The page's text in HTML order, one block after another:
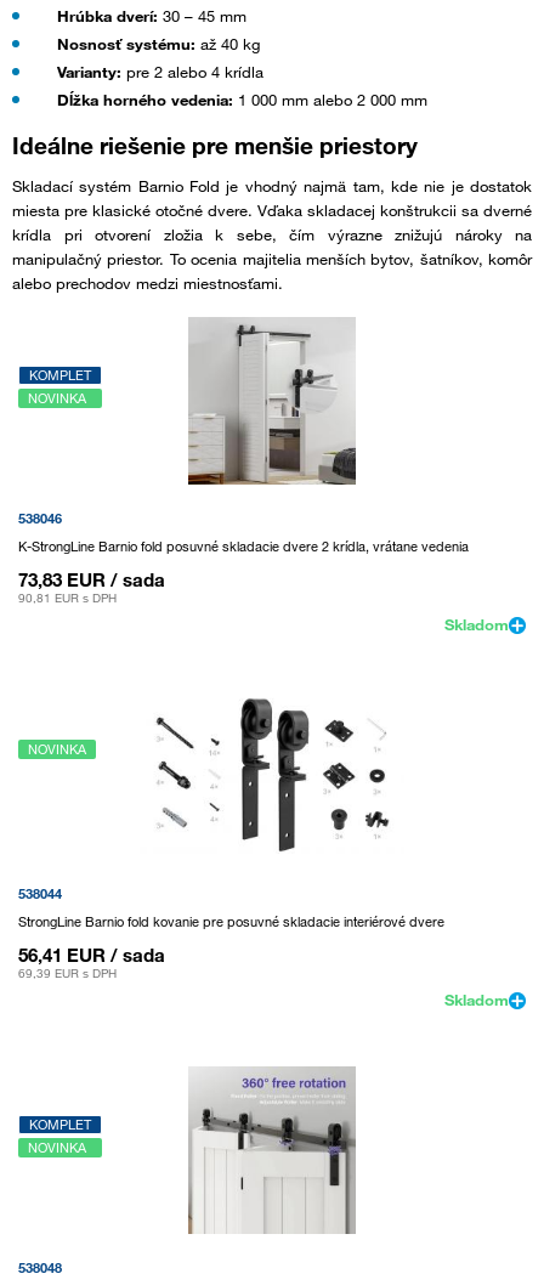
Hrúbka dverí: 30 – 45 mm
Nosnosť systému: až 40 kg
Varianty: pre 2 alebo 4 krídla
Dĺžka horného vedenia: 1 000 mm alebo 2 000 mm
Ideálne riešenie pre menšie priestory
Skladací systém Barnio Fold je vhodný najmä tam, kde nie je dostatok
miesta pre klasické otočné dvere. Vďaka skladacej konštrukcii sa dverné
krídla pri otvorení zložia k sebe, čím výrazne znižujú nároky na
manipulačný priestor. To ocenia majitelia menších bytov, šatníkov, komôr
alebo prechodov medzi miestnosťami.
KOMPLET
NOVINKA
538046
K-StrongLine Barnio fold posuvné skladacie dvere 2 krídla, vrátane vedenia
73,83 EUR / sada
90,81 EUR s DPH
Skladom
NOVINKA
538044
StrongLine Barnio fold kovanie pre posuvné skladacie interiérové dvere
56,41 EUR / sada
69,39 EUR s DPH
Skladom
KOMPLET
NOVINKA
538048